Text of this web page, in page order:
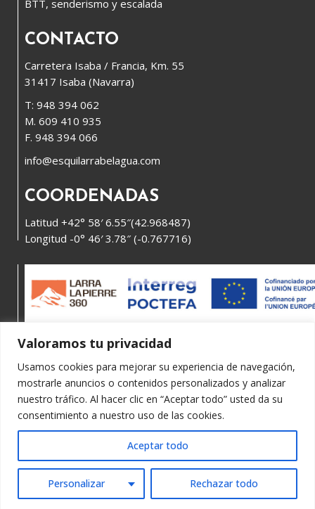
Valoramos tu privacidad
Usamos cookies para mejorar su experiencia de navegación,
mostrarle anuncios o contenidos personalizados y analizar
nuestro tráfico. Al hacer clic en “Aceptar todo” usted da su
consentimiento a nuestro uso de las cookies.
Personalizar Rechazar todo
Aceptar todo
BTT, senderismo y escalada
CONTACTO
Carretera Isaba / Francia, Km. 55
31417 Isaba (Navarra)
T: 948 394 062
M. 609 410 935
F. 948 394 066
info@esquilarrabelagua.com
COORDENADAS
Latitud +42° 58′ 6.55″(42.968487)
Longitud -0° 46′ 3.78″ (-0.767716)
Accesibilidad Web
Derecho de acceso a información pública